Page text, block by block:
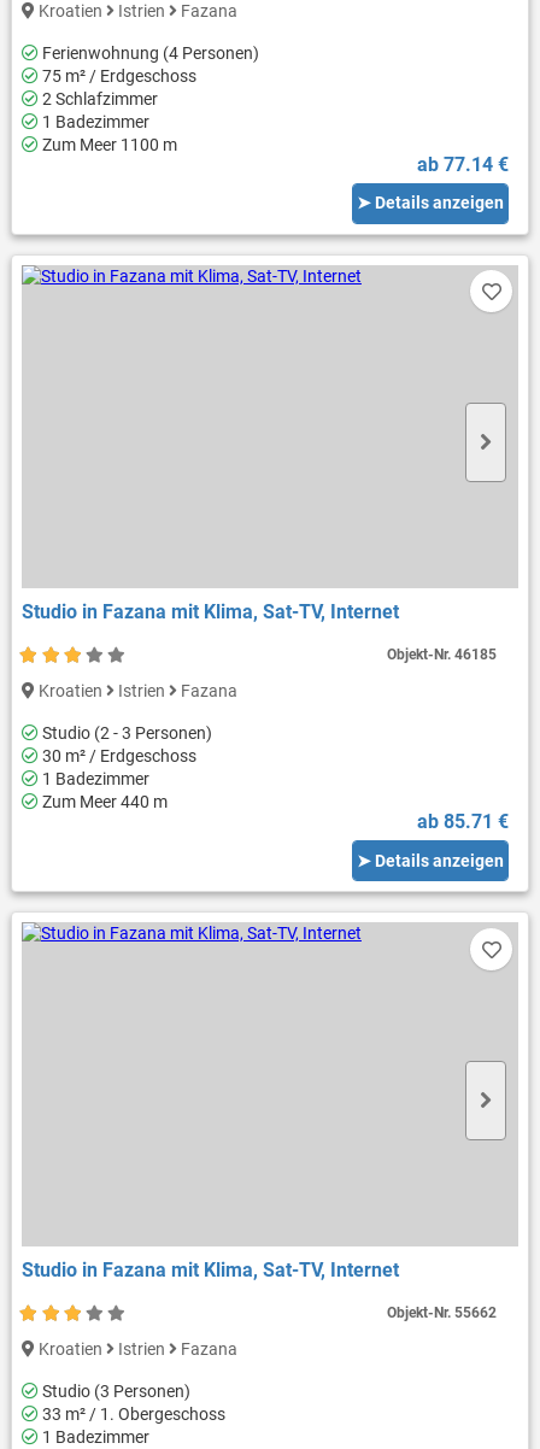
Kroatien Istrien Fazana
Ferienwohnung (4 Personen)
75 m² / Erdgeschoss
2 Schlafzimmer
1 Badezimmer
Zum Meer 1100 m
ab 77.14 €
➤ Details anzeigen
Studio in Fazana mit Klima, Sat-TV, Internet
Kroatien Istrien Fazana
Studio (2 - 3 Personen)
30 m² / Erdgeschoss
1 Badezimmer
Zum Meer 440 m
ab 85.71 €
➤ Details anzeigen
Objekt-Nr.46185
Studio in Fazana mit Klima, Sat-TV, Internet
Kroatien Istrien Fazana
Studio (3 Personen)
33 m² / 1. Obergeschoss
1 Badezimmer
Objekt-Nr.55662